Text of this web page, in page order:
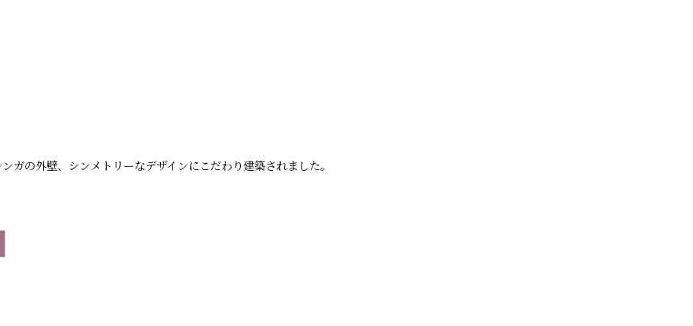
の外壁、シンメトリーなデザインにこだわり建築されました。